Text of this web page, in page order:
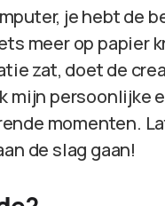
je hebt de
meer op papier
zat, doet de
mijn persoonlijke
momenten.
de slag gaan!